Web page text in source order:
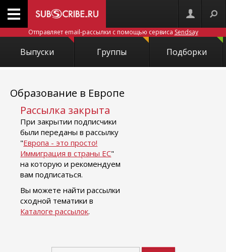
Отправляет email-рассылки с помощью сервиса Sendsay
Выпуски Группы Подборки
Образование в Европе
Рассылка закрыта
При закрытии подписчики
были переданы в рассылку
"Европа - это просто!
Иммиграция в страны ЕС"
на которую и рекомендуем
вам подписаться.
Вы можете найти рассылки
сходной тематики в
Каталоге рассылок.